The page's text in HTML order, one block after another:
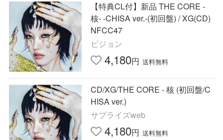
【特典CL付】新品 THE CORE -
核- -CHISA ver.-(初回盤) / XG(CD)
NFCC47
ピジョン
4,180円 送料無料
CD/XG/THE CORE - 核 (初回盤/C
HISA ver.)
サプライズweb
4,180円 送料無料